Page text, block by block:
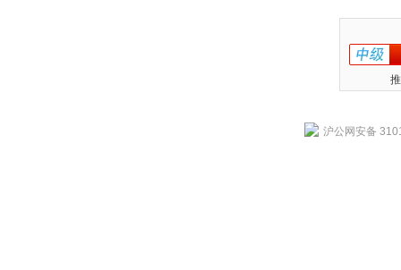
沪公网安备